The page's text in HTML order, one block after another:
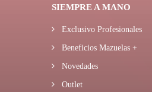
SIEMPRE A MANO
Exclusivo Profesionales
Beneficios Mazuelas +
Novedades
Outlet